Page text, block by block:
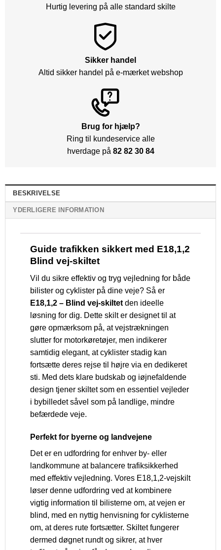
Hurtig levering på alle standard skilte
Sikker handel
Altid sikker handel på e-mærket webshop
Brug for hjælp?
Ring til kundeservice alle
hverdage på 82 82 30 84
BESKRIVELSE
YDERLIGERE INFORMATION
Guide trafikken sikkert med E18,1,2
Blind vej-skiltet
Vil du sikre effektiv og tryg vejledning for både
bilister og cyklister på dine veje? Så er
E18,1,2 – Blind vej-skiltet den ideelle
løsning for dig. Dette skilt er designet til at
gøre opmærksom på, at vejstrækningen
slutter for motorkøretøjer, men indikerer
samtidig elegant, at cyklister stadig kan
fortsætte deres rejse til højre via en dedikeret
sti. Med dets klare budskab og iøjnefaldende
design tjener skiltet som en essentiel vejleder
i bybilledet såvel som på landlige, mindre
befærdede veje.
Perfekt for byerne og landvejene
Det er en udfordring for enhver by- eller
landkommune at balancere trafiksikkerhed
med effektiv vejledning. Vores E18,1,2-vejskilt
løser denne udfordring ved at kombinere
vigtig information til bilisterne om, at vejen er
blind, med en nyttig henvisning for cyklisterne
om, at deres rute fortsætter. Skiltet fungerer
dermed døgnet rundt og sikrer, at hver